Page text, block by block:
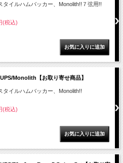
タイルハムバッカー、Monolith!!７弦用!!
(税込)
Monolith【お取り寄せ商品】
タイルハムバッカー、Monolith!!
(税込)